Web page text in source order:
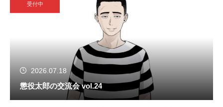
受付中
2026.07.18
懲役太郎の交流会 vol.24